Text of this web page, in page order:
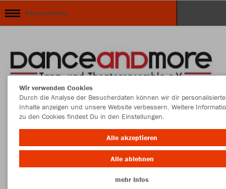
Dance and more
Herzlich Willkommen im Teamshop Dance and
more
Wir verwenden Cookies
Durch die Analyse der Besucherdaten können wir dir personalisierte
Inhalte anzeigen und unsere Website verbessern. Weitere
zu den Cookies findest Du in den Einstellungen.
Alle akzeptieren
Alle ablehnen
mehr Infos